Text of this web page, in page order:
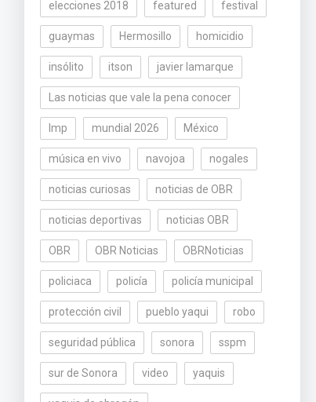
elecciones 2018 featured festival
guaymas Hermosillo homicidio
insólito itson javier lamarque
Las noticias que vale la pena conocer
lmp mundial 2026 México
música en vivo navojoa nogales
noticias curiosas noticias de OBR
noticias deportivas noticias OBR
OBR OBR Noticias OBRNoticias
policiaca policía policía municipal
protección civil pueblo yaqui robo
seguridad pública sonora sspm
sur de Sonora video yaquis